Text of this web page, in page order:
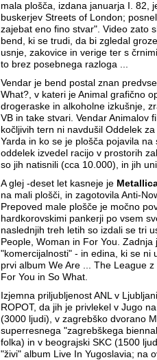
mala plošča, izdana januarja I. 82,
buskerjev Streets of London;
zajebat eno fino stvar". Video zato
bend, ki se trudi, da bi zgledal
usnje, zakovice in verige ter s
to brez posebnega razloga ...
Vendar je bend postal znan
What?, v kateri je Animal grafično
drogeraske in alkoholne izkušnje,
VB in take stvari. Vendar Animalov
kočljivih tern ni navdušil Oddelek
Yarda in ko se je plošča pojavila
oddelek izvedel racijo v prostorih
so jih natisnili (cca 10.000), in jih
A glej -deset let kasneje je
na mali plošči, in zagotovila Anti-
Prepoved male plošče je močno
hardkorovskimi pankerji po vsem
naslednjih treh letih so izdali se tri
People, Woman in For You.
"komercijalnosti" - in edina, ki se ni
prvi album We Are ... The League
For You in So What.
Izjemna priljubljenost ANL v
ROPOT, da jih je privlekel v Jugo
(3000 ljudi), v zagrebško dvorano
superresnega "zagrebškega
folka) in v beograjski SKC (1500
"živi" album Live In Yugoslavia; na